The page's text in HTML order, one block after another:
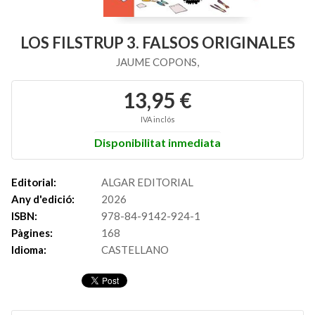
LOS FILSTRUP 3. FALSOS ORIGINALES
JAUME COPONS,
13,95 €
IVA inclós
Disponibilitat inmediata
Editorial:
ALGAR EDITORIAL
Any d'edició:
2026
ISBN:
978-84-9142-924-1
Pàgines:
168
Idioma:
CASTELLANO